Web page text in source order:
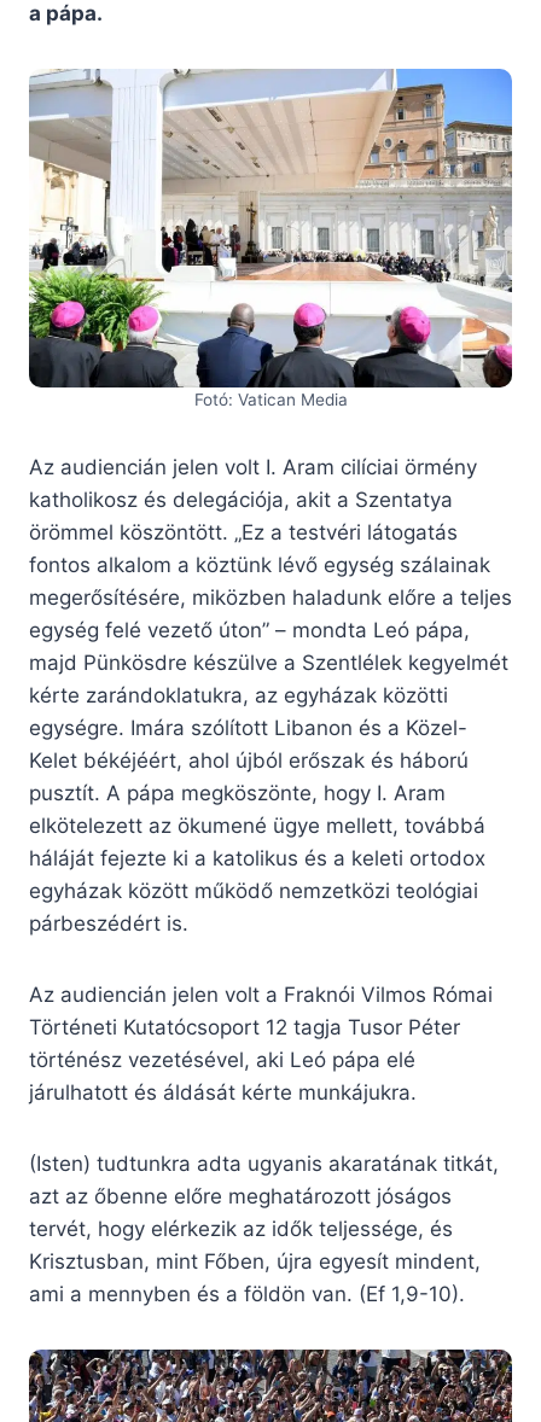
a pápa.
Fotó: Vatican Media
Az audiencián jelen volt I. Aram cilíciai örmény
katholikosz és delegációja, akit a Szentatya
örömmel köszöntött. „Ez a testvéri látogatás
fontos alkalom a köztünk lévő egység szálainak
megerősítésére, miközben haladunk előre a teljes
egység felé vezető úton” – mondta Leó pápa,
majd Pünkösdre készülve a Szentlélek kegyelmét
kérte zarándoklatukra, az egyházak közötti
egységre. Imára szólított Libanon és a Közel-
Kelet békéjéért, ahol újból erőszak és háború
pusztít. A pápa megköszönte, hogy I. Aram
elkötelezett az ökumené ügye mellett, továbbá
háláját fejezte ki a katolikus és a keleti ortodox
egyházak között működő nemzetközi teológiai
párbeszédért is.
Az audiencián jelen volt a Fraknói Vilmos Római
Történeti Kutatócsoport 12 tagja Tusor Péter
történész vezetésével, aki Leó pápa elé
járulhatott és áldását kérte munkájukra.
(Isten) tudtunkra adta ugyanis akaratának titkát,
azt az őbenne előre meghatározott jóságos
tervét, hogy elérkezik az idők teljessége, és
Krisztusban, mint Főben, újra egyesít mindent,
ami a mennyben és a földön van. (Ef 1,9-10).